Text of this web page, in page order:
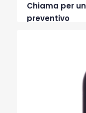
Chiama per un
preventivo